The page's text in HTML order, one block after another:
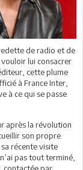
de radio et de
vouloir lui consacrer
cette plume
à France Inter,
à ce qui se passe
après la révolution
son propre
récente visite
pas tout terminé,